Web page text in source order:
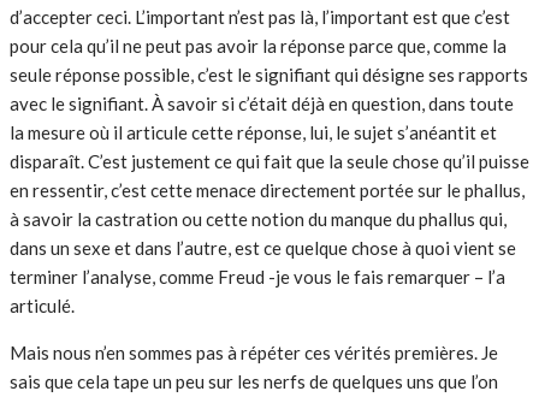
d’accepter ceci. L’important n’est pas là, l’important est que c’est
pour cela qu’il ne peut pas avoir la réponse parce que, comme la
seule réponse possible, c’est le signifiant qui désigne ses rapports
avec le signifiant. À savoir si c’était déjà en question, dans toute
la mesure où il articule cette réponse, lui, le sujet s’anéantit et
disparaît. C’est justement ce qui fait que la seule chose qu’il puisse
en ressentir, c’est cette menace directement portée sur le phallus,
à savoir la castration ou cette notion du manque du phallus qui,
dans un sexe et dans l’autre, est ce quelque chose à quoi vient se
terminer l’analyse, comme Freud -je vous le fais remarquer – l’a
articulé.
Mais nous n’en sommes pas à répéter ces vérités premières. Je
sais que cela tape un peu sur les nerfs de quelques uns que l’on